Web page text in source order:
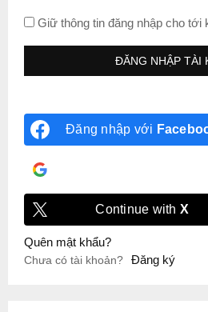
Giữ thông tin đăng nhập cho tới
Đăng nhập với
Continue with X
Quên mật khẩu?
Chưa có tài khoản? Đăng ký